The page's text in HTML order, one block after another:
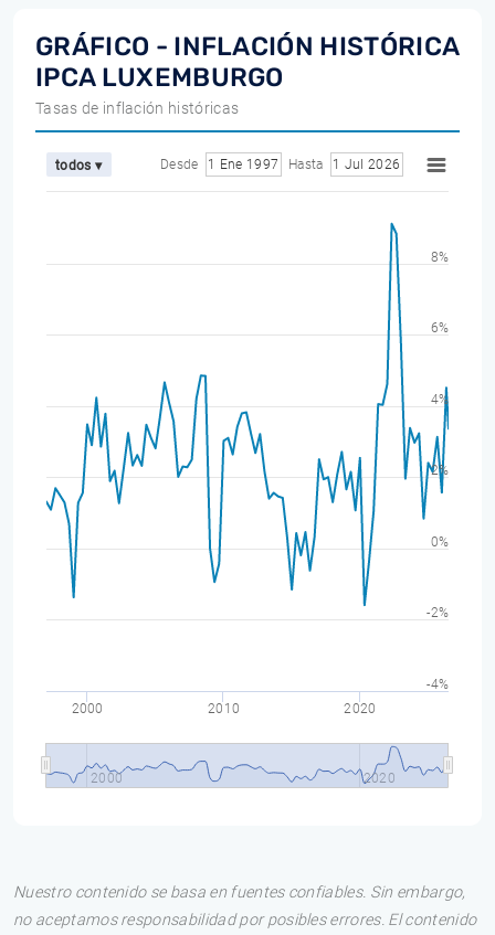
GRÁFICO - INFLACIÓN HISTÓRICA
IPCA LUXEMBURGO
Tasas de inflación históricas
todos ▾ Desde 1 Ene 1997 Hasta 1 Jul 2026
2000 2010 2020
2000 2020
-4%
-2%
0%
2%
4%
6%
8%
Nuestro contenido se basa en fuentes confiables. Sin embargo,
no aceptamos responsabilidad por posibles errores. El contenido